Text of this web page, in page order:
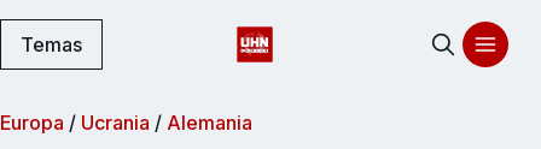
Temas
Europa / Ucrania / Alemania